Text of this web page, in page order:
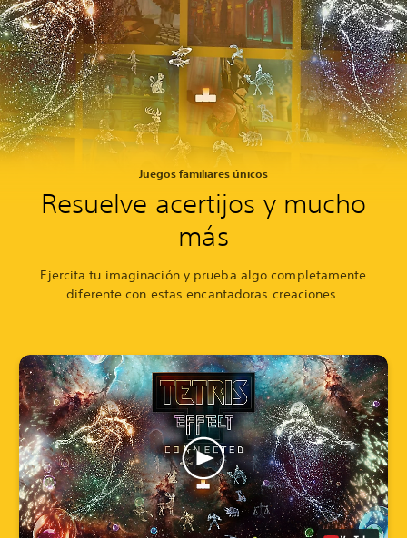
Juegos familiares únicos
Resuelve acertijos y mucho
más
Ejercita tu imaginación y prueba algo completamente
diferente con estas encantadoras creaciones.